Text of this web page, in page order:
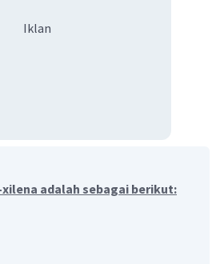
Iklan
adalah sebagai berikut: